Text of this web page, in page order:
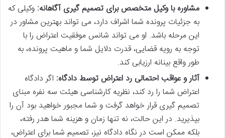
مشاوره با وکیل متخصص برای تصمیم گیری آگاهانه: وکیلی که
به جزئیات پرونده شما اشراف دارد، می تواند بهترین مشاور در
این مرحله باشد. او می تواند شانس موفقیت اعتراض را با
توجه به رویه قضایی، قدرت دلایل شما و ماهیت پرونده، به
طور واقع بینانه ارزیابی کند.
آثار و عواقب احتمالی رد اعتراض توسط دادگاه: اگر دادگاه
اعتراض شما را رد کند، نظریه کارشناسی هیئت سه نفره مبنای
تصمیم گیری قرار خواهد گرفت و شما مجبور خواهید بود آن را
بپذیرید. در این حالت، نه تنها زمان و هزینه شما هدر رفته،
بلکه ممکن است در نگاه دادگاه نیز، تصمیم شما برای اعتراض،